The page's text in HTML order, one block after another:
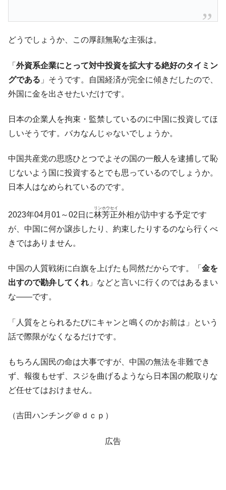
Fact1 奇跡の毛色「白毛馬」とは？
Fact1
全て勝つといくら？ 競馬GI競走で勝利騎手がもら
Fact1 平成仮面ライダーの意外すぎるモチーフとは？
Fact1
発表から2日で大崩壊、鳴かず飛ばずに終わりそう
なスーパーリーグとは？
だった選手とは？
Fact1
甲子園通算本塁打、最多の清原に次いで多く打っ
Fact1 セレクトセールの高額取引馬が稼いだ金額とは？
どうでしょうか、この厚顔無恥な主張は。
「 外資系企業にとって対中投資を拡大する絶好のタイミン
グである 」そうです。自国経済が完全に傾きだしたので、
外国に金を出させたいだけです。
日本の企業人を拘束・監禁しているのに中国に投資してほ
しいそうです。バカなんじゃないでしょうか。
中国共産党の思惑ひとつでよその国の一般人を逮捕して恥
じないよう国に投資するとでも思っているのでしょうか。
日本人はなめられているのです。
2023年04月01～02日に林芳正
リンホウセイ
外相が訪中する予定です
が、中国に何か譲歩したり、約束したりするのなら行くべ
きではありません。
中国の人質戦術に白旗を上げたも同然だからです。「 金を
出すので勘弁してくれ 」などと言いに行くのではあるまい
な――です。
「人質をとられるたびにキャンと鳴くのかお前は」という
話で際限がなくなるだけです。
もちろん国民の命は大事ですが、中国の無法を非難でき
ず、報復もせず、スジを曲げるようなら日本国の舵取りな
ど任せてはおけません。
（吉田ハンチング＠ｄｃｐ）
広告